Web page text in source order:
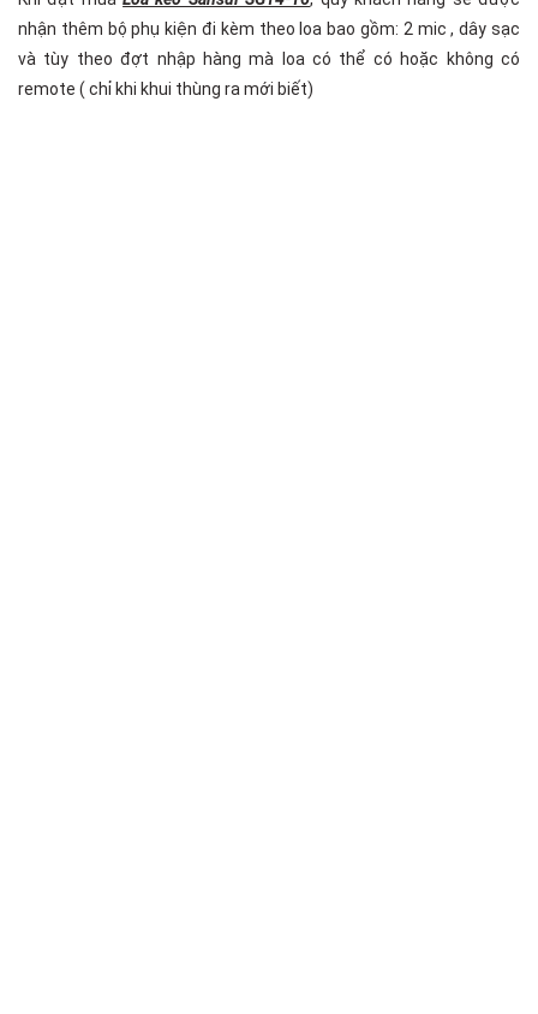
nhận thêm bộ phụ kiện đi kèm theo loa bao gồm: 2 mic , dây sạc
và tùy theo đợt nhập hàng mà loa có thể có hoặc không có
remote ( chỉ khi khui thùng ra mới biết)